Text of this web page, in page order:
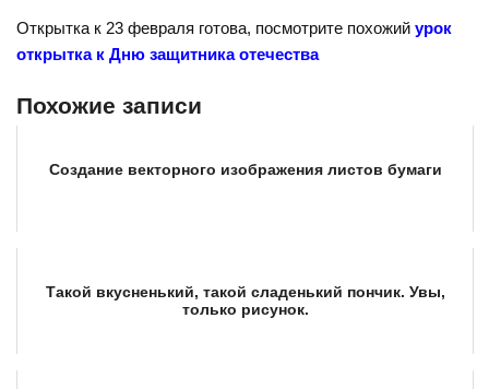
Открытка к 23 февраля готова, посмотрите похожийурок
открытка к Дню защитника отечества
Похожие записи
Создание векторного изображения листов бумаги
Такой вкусненький, такой сладенький пончик. Увы,
только рисунок.